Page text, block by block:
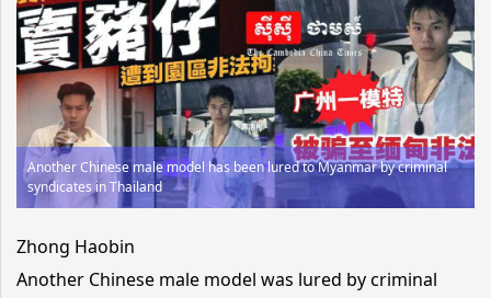
Another Chinese male model has been lured to Myanmar by criminal
syndicates in Thailand
Zhong Haobin
Another Chinese male model was lured by criminal